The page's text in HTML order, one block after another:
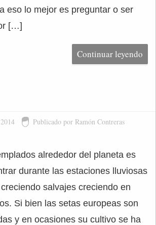
eso lo mejor es preguntar o ser
[…]
Continuar leyendo
Publicado por Ramón Contreras
alrededor del planeta es
durante las estaciones lluviosas
salvajes creciendo en
Si bien las setas europeas son
y en ocasiones su cultivo se ha